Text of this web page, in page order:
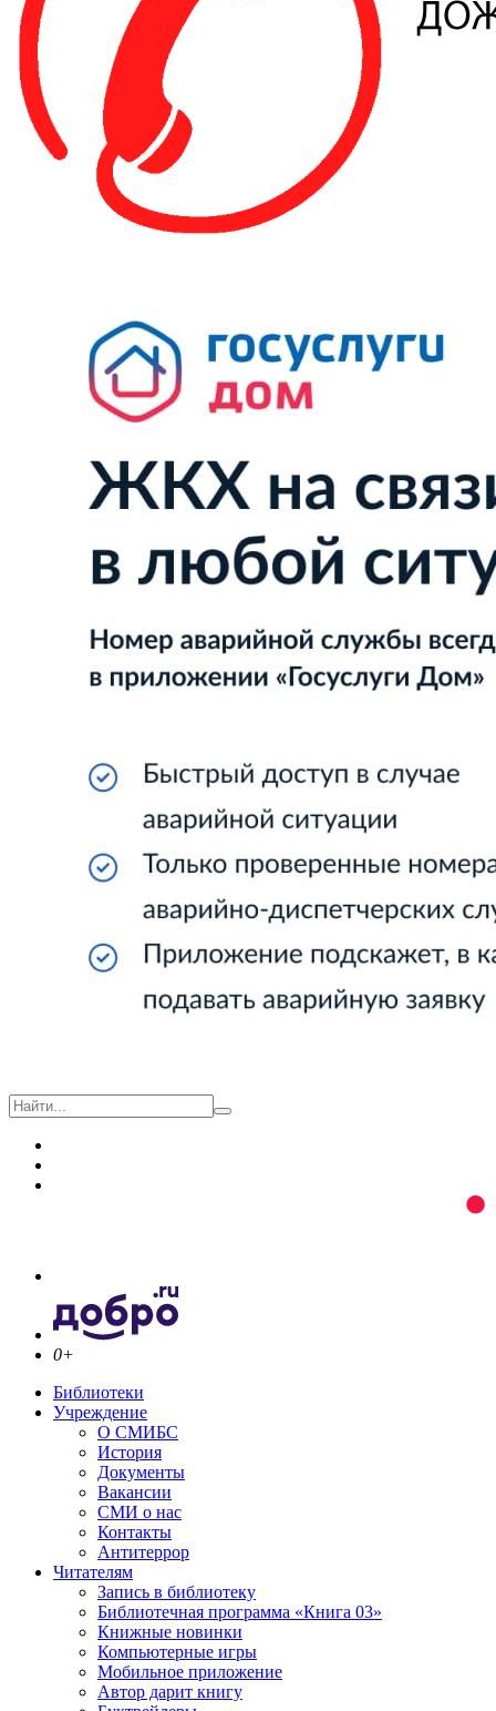
0+
Библиотеки
Учреждение
О СМИБС
История
Документы
Вакансии
СМИ о нас
Контакты
Антитеррор
Читателям
Запись в библиотеку
Библиотечная программа «Книга 03»
Книжные новинки
Компьютерные игры
Мобильное приложение
Автор дарит книгу